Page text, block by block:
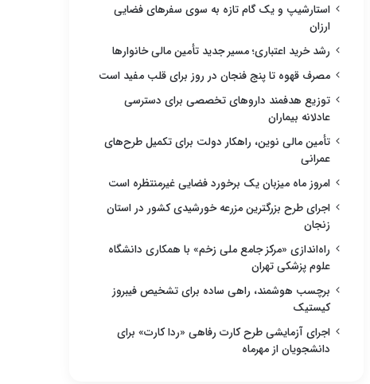
استارشیپ و یک گام تازه به سوی سفرهای فضایی
ارزان
رشد خرید اعتباری؛ مسیر جدید تأمین مالی خانوارها
مصرف قهوه تا پنج فنجان در روز برای قلب مفید است
توزیع هدفمند داروهای تخصصی برای دسترسی
عادلانه بیماران
تأمین مالی نوین، راهکار دولت برای تکمیل طرح‌های
عمرانی
امروز ماه میزبان یک برخورد فضایی غیرمنتظره است
اجرای طرح بزرگترین مزرعه خورشیدی کشور در استان
زنجان
راه‌اندازی «مرکز جامع ملی زخم» با همکاری دانشگاه
علوم پزشکی تهران
برچسب هوشمند، راهی ساده برای تشخیص فیبروز
کیستیک
اجرای آزمایشی طرح کارت رفاهی «ردا کارت» برای
دانشجویان از مهرماه